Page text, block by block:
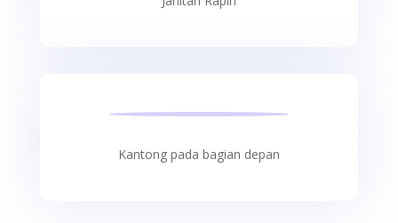
Kantong pada bagian depan